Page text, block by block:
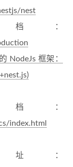
nest
：
NodeJs 框架：
：
index.html
：